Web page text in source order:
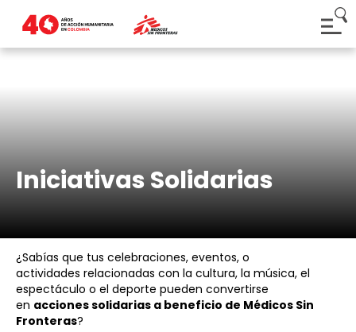
Iniciativas Solidarias
¿Sabías que tus celebraciones, eventos, o
actividades relacionadas con la cultura, la música, el
espectáculo o el deporte pueden convertirse
en acciones solidarias a beneficio de Médicos Sin
Fronteras?